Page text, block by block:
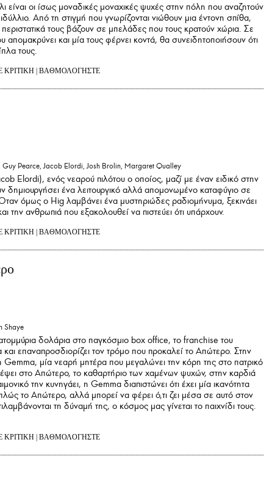
οι ίσως μοναδικές μοναχικές ψυχές στην πόλη που αναζητούν
Από τη στιγμή που γνωρίζονται νιώθουν μια έντονη σπίθα,
τους βάζουν σε μπελάδες που τους κρατούν χώρια. Σε
και μία τους φέρνει κοντά, θα συνειδητοποιήσουν ότι
τους.
ΚΡΙΤΙΚΗ ΒΑΘΜΟΛΟΓΗΣΤΕ
Guy Pearce, Jacob Elordi, Josh Brolin, Margaret Qualley
Elordi), ενός νεαρού πιλότου ο οποίος, μαζί με έναν ειδικό στην
ένα λειτουργικό αλλά απομονωμένο καταφύγιο σε
όμως ο Hig λαμβάνει ένα μυστηριώδες ραδιομήνυμα, ξεκινάει
την ανθρωπιά που εξακολουθεί να πιστεύει ότι υπάρχουν.
ΚΡΙΤΙΚΗ ΒΑΘΜΟΛΟΓΗΣΤΕ
Shaye
δολάρια στο παγκόσμιο box office, το franchise του
και επαναπροσδιορίζει τον τρόμο που προκαλεί το Απώτερο. Στην
μία νεαρή μητέρα που μεγαλώνει την κόρη της στο πατρικό
στο Απώτερο, το καθαρτήριο των χαμένων ψυχών, στην καρδιά
την κυνηγάει, η Gemma διαπιστώνει ότι έχει μία ικανότητα
το Απώτερο, αλλά μπορεί να φέρει ό,τι ζει μέσα σε αυτό στον
τη δύναμή της, ο κόσμος μας γίνεται το παιχνίδι τους.
ΚΡΙΤΙΚΗ ΒΑΘΜΟΛΟΓΗΣΤΕ